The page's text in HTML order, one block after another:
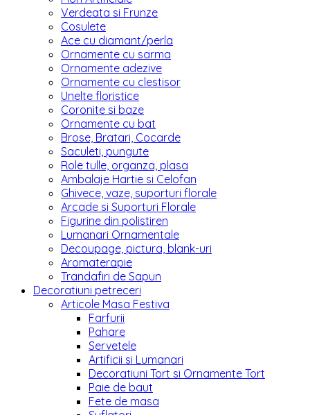
Verdeata si Frunze
Cosulete
Ace cu diamant/perla
Ornamente cu sarma
Ornamente adezive
Ornamente cu clestisor
Unelte floristice
Coronite si baze
Ornamente cu bat
Brose, Bratari, Cocarde
Saculeti, pungute
Role tulle, organza, plasa
Ambalaje Hartie si Celofan
Ghivece, vaze, suporturi florale
Arcade si Suporturi Florale
Figurine din polistiren
Lumanari Ornamentale
Decoupage, pictura, blank-uri
Aromaterapie
Trandafiri de Sapun
Decoratiuni petreceri
Articole Masa Festiva
Farfurii
Pahare
Servetele
Artificii si Lumanari
Decoratiuni Tort si Ornamente Tort
Paie de baut
Fete de masa